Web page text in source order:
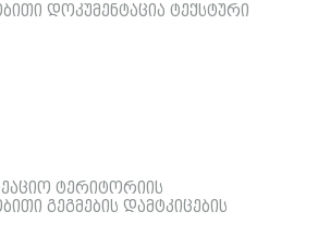
დოკუმენტაცია ტექსტური
ტერიტორიის
გეგმების დამტკიცების